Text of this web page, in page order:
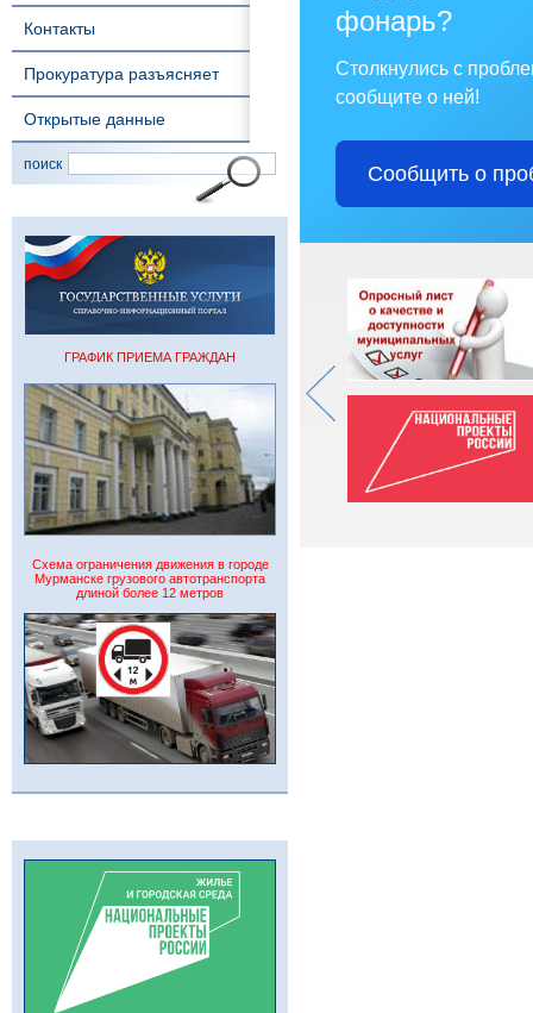
Контакты
Прокуратура разъясняет
Открытые данные
поиск
ГРАФИК ПРИЕМА ГРАЖДАН
Схема ограничения движения в городе
Мурманске грузового автотранспорта
длиной более 12 метров
фонарь?
Столкнулись с
сообщите о ней!
Сообщить о